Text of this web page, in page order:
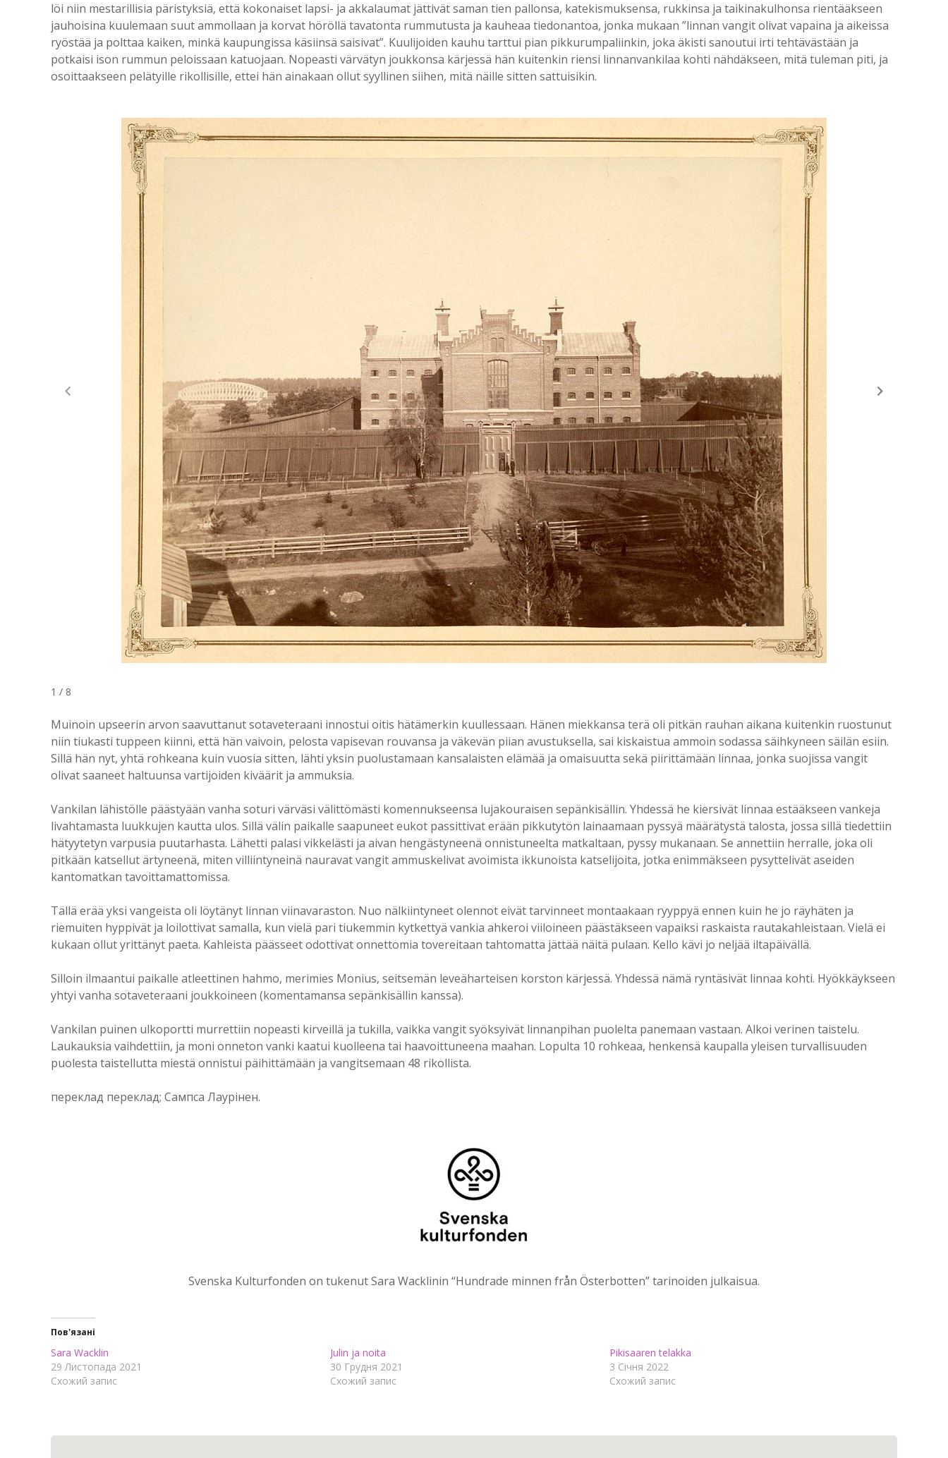
löi niin mestarillisia päristyksiä, että kokonaiset lapsi- ja akkalaumat jättivät saman tien pallonsa, katekismuksensa, rukkinsa ja taikinakulhonsa rientääkseen
jauhoisina kuulemaan suut ammollaan ja korvat höröllä tavatonta rummutusta ja kauheaa tiedonantoa, jonka mukaan ”linnan vangit olivat vapaina ja aikeissa
ryöstää ja polttaa kaiken, minkä kaupungissa käsiinsä saisivat”. Kuulijoiden kauhu tarttui pian pikkurumpaliinkin, joka äkisti sanoutui irti tehtävästään ja
potkaisi ison rummun peloissaan katuojaan. Nopeasti värvätyn joukkonsa kärjessä hän kuitenkin riensi linnanvankilaa kohti nähdäkseen, mitä tuleman piti, ja
osoittaakseen pelätyille rikollisille, ettei hän ainakaan ollut syyllinen siihen, mitä näille sitten sattuisikin.
1 / 8
Muinoin upseerin arvon saavuttanut sotaveteraani innostui oitis hätämerkin kuullessaan. Hänen miekkansa terä oli pitkän rauhan aikana kuitenkin ruostunut
niin tiukasti tuppeen kiinni, että hän vaivoin, pelosta vapisevan rouvansa ja väkevän piian avustuksella, sai kiskaistua ammoin sodassa säihkyneen säilän esiin.
Sillä hän nyt, yhtä rohkeana kuin vuosia sitten, lähti yksin puolustamaan kansalaisten elämää ja omaisuutta sekä piirittämään linnaa, jonka suojissa vangit
olivat saaneet haltuunsa vartijoiden kiväärit ja ammuksia.
Vankilan lähistölle päästyään vanha soturi värväsi välittömästi komennukseensa lujakouraisen sepänkisällin. Yhdessä he kiersivät linnaa estääkseen vankeja
livahtamasta luukkujen kautta ulos. Sillä välin paikalle saapuneet eukot passittivat erään pikkutytön lainaamaan pyssyä määrätystä talosta, jossa sillä tiedettiin
hätyytetyn varpusia puutarhasta. Lähetti palasi vikkelästi ja aivan hengästyneenä onnistuneelta matkaltaan, pyssy mukanaan. Se annettiin herralle, joka oli
pitkään katsellut ärtyneenä, miten villiintyneinä nauravat vangit ammuskelivat avoimista ikkunoista katselijoita, jotka enimmäkseen pysyttelivät aseiden
kantomatkan tavoittamattomissa.
Tällä erää yksi vangeista oli löytänyt linnan viinavaraston. Nuo nälkiintyneet olennot eivät tarvinneet montaakaan ryyppyä ennen kuin he jo räyhäten ja
riemuiten hyppivät ja loilottivat samalla, kun vielä pari tiukemmin kytkettyä vankia ahkeroi viiloineen päästäkseen vapaiksi raskaista rautakahleistaan. Vielä ei
kukaan ollut yrittänyt paeta. Kahleista päässeet odottivat onnettomia tovereitaan tahtomatta jättää näitä pulaan. Kello kävi jo neljää iltapäivällä.
Silloin ilmaantui paikalle atleettinen hahmo, merimies Monius, seitsemän leveäharteisen korston kärjessä. Yhdessä nämä ryntäsivät linnaa kohti. Hyökkäykseen
yhtyi vanha sotaveteraani joukkoineen (komentamansa sepänkisällin kanssa).
Vankilan puinen ulkoportti murrettiin nopeasti kirveillä ja tukilla, vaikka vangit syöksyivät linnanpihan puolelta panemaan vastaan. Alkoi verinen taistelu.
Laukauksia vaihdettiin, ja moni onneton vanki kaatui kuolleena tai haavoittuneena maahan. Lopulta 10 rohkeaa, henkensä kaupalla yleisen turvallisuuden
puolesta taistellutta miestä onnistui päihittämään ja vangitsemaan 48 rikollista.
переклад переклад; Сампса Лаурінен.
Svenska Kulturfonden on tukenut Sara Wacklinin “Hundrade minnen från Österbotten” tarinoiden julkaisua.
Пов'язані
Sara Wacklin
29 Листопада 2021
Схожий запис
Julin ja noita
30 Грудня 2021
Схожий запис
Pikisaaren telakka
3 Січня 2022
Схожий запис